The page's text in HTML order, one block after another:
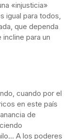
«injusticia»
igual para todos,
que dependa
para un
cuando por el
en este país
de
A los poderes